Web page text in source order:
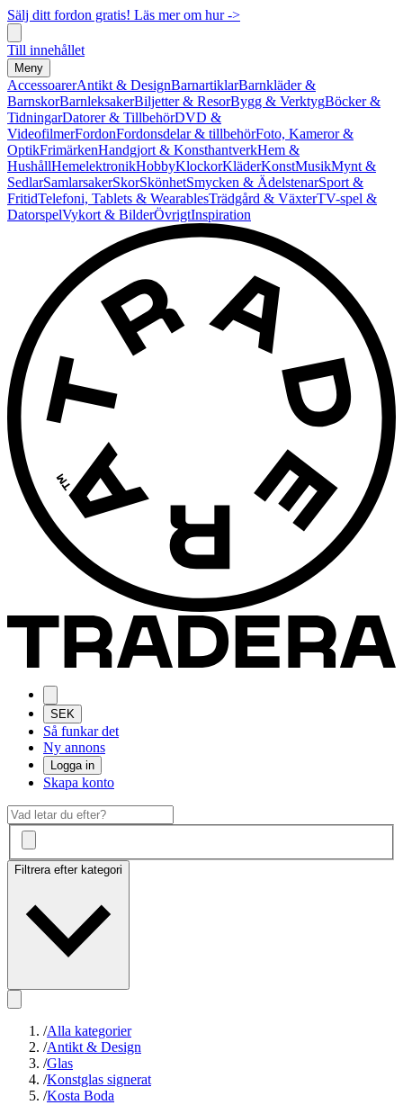
Sälj ditt fordon gratis! Läs mer om hur ->
Till innehållet
Meny
AccessoarerAntikt & DesignBarnartiklarBarnkläder &
BarnskorBarnleksakerBiljetter & ResorBygg & VerktygBöcker &
TidningarDatorer & TillbehörDVD &
VideofilmerFordonFordonsdelar & tillbehörFoto, Kameror &
OptikFrimärkenHandgjort & KonsthantverkHem &
HushållHemelektronikHobbyKlockorKläderKonstMusikMynt &
SedlarSamlarsakerSkorSkönhetSmycken & ÄdelstenarSport &
FritidTelefoni, Tablets & WearablesTrädgård & VäxterTV-spel &
DatorspelVykort & BilderÖvrigtInspiration
SEK
Så funkar det
Ny annons
Logga in
Skapa konto
Filtrera efter kategori
/Alla kategorier
/Antikt & Design
/Glas
/Konstglas signerat
/Kosta Boda